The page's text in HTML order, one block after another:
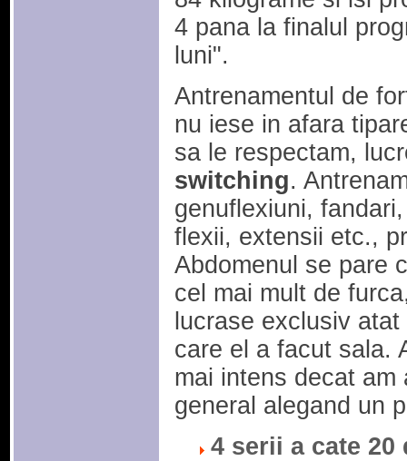
4 pana la finalul
luni".
Antrenamentul de
nu iese in afara
sa le respectam,
switching.
genuflexiuni,
flexii, extensii etc.,
Abdomenul se pare
cel mai mult de
lucrase exclusiv
care el a facut sala.
mai intens decat
general alegand un
4 serii a cate 20